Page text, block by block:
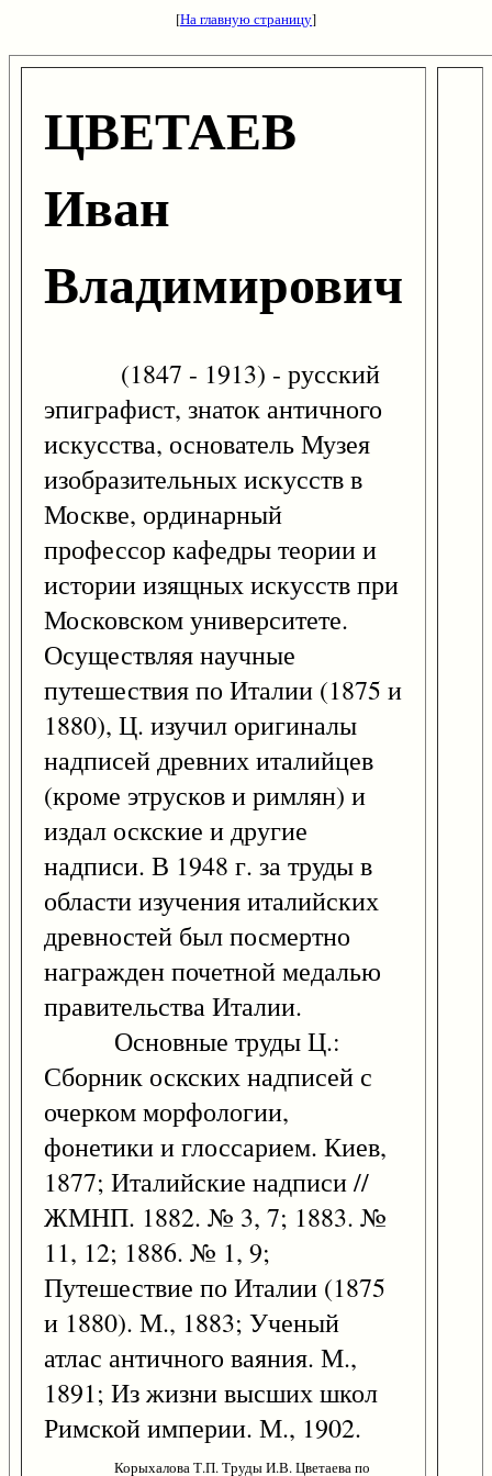
[На главную страницу]
ЦВЕТАЕВ
Иван
Владимирович
(1847 - 1913) - русский
эпиграфист, знаток античного
искусства, основатель Музея
изобразительных искусств в
Москве, ординарный
профессор кафедры теории и
истории изящных искусств при
Московском университете.
Осуществляя научные
путешествия по Италии (1875 и
1880), Ц. изучил оригиналы
надписей древних италийцев
(кроме этрусков и римлян) и
издал оскские и другие
надписи. В 1948 г. за труды в
области изучения италийских
древностей был посмертно
награжден почетной медалью
правительства Италии.
Основные труды Ц.:
Сборник оскских надписей с
очерком морфологии,
фонетики и глоссарием. Киев,
1877; Италийские надписи //
ЖМНП. 1882. № 3, 7; 1883. №
11, 12; 1886. № 1, 9;
Путешествие по Италии (1875
и 1880). М., 1883; Ученый
атлас античного ваяния. М.,
1891; Из жизни высших школ
Римской империи. М., 1902.
Корыхалова Т.П. Труды И.В. Цветаева по